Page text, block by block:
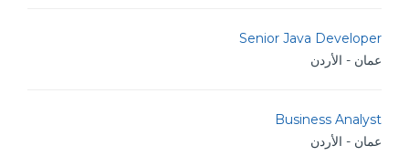
Senior Java Developer
عمان - الأردن
Business Analyst
عمان - الأردن